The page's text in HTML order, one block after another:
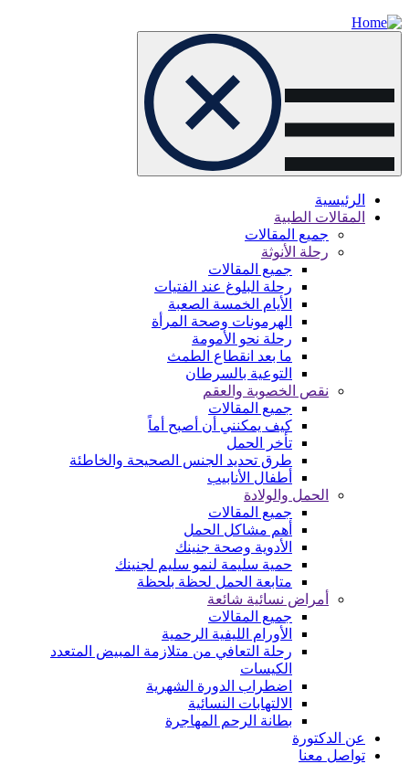
Skip
to
Main
navigation
الرئيسية
المقالات الطبية
جميع المقالات
رحلة الأنوثة
جميع المقالات
رحلة البلوغ عند الفتيات
الأيام الخمسة الصعبة
الهرمونات وصحة المرأة
رحلة نحو الأمومة
ما بعد انقطاع الطمث
التوعية بالسرطان
نقص الخصوبة والعقم
جميع المقالات
كيف يمكنني أن أصبح أماً
تأخر الحمل
طرق تحديد الجنس الصحيحة والخاطئة
أطفال الأنابيب
الحمل والولادة
جميع المقالات
أهم مشاكل الحمل
الأدوية وصحة جنينك
حمية سليمة لنمو سليم لجنينك
متابعة الحمل لحظة بلحظة
أمراض نسائية شائعة
جميع المقالات
الأورام الليفية الرحمية
رحلة التعافي من متلازمة المبيض المتعدد
الكيسات
اضطراب الدورة الشهرية
الالتهابات النسائية
بطانة الرحم المهاجرة
عن الدكتورة
تواصل معنا